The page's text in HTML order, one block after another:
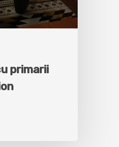
primarii